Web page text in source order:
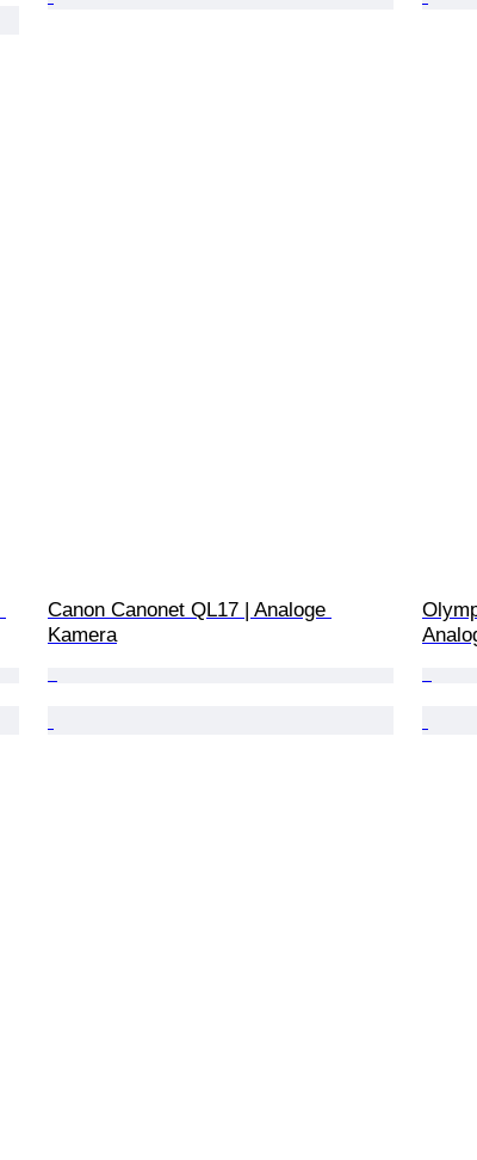
Canon Canonet QL17 | Analoge
Kamera